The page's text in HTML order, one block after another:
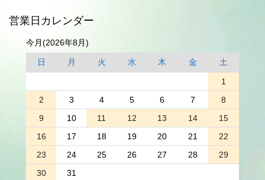
営業日カレンダー
今月(2026年8月)
日 月 火 水 木 金 土
1
2
3 4 5 6 7
8
9
10 11 12 13 14
15
16
17 18 19 20 21
22
23
24 25 26 27 28
29
30
31